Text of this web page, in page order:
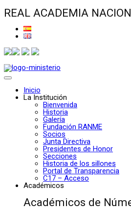
REAL ACADEMIA
Inicio
La Institución
Bienvenida
Historia
Galería
Fundación RANME
Socios
Junta Directiva
Presidentes de Honor
Secciones
Historia de los sillones
Portal de Transparencia
C17 – Acceso
Académicos
Académicos de